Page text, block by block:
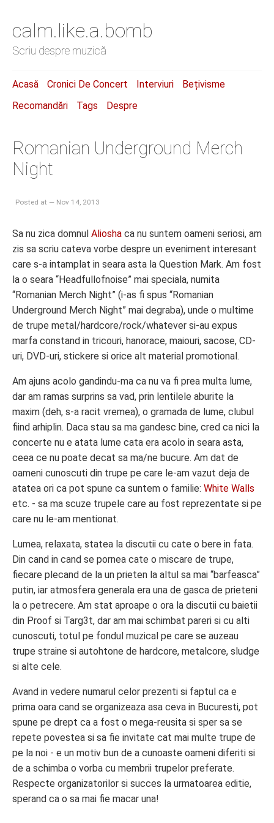
calm.like.a.bomb
Scriu despre muzică
Acasă Cronici De Concert Interviuri
Bețivisme
Recomandări
Tags Despre
Romanian Underground Merch
Night
Posted at — Nov 14, 2013
Sa nu zica domnul Aliosha ca nu suntem oameni seriosi, am
zis sa scriu cateva vorbe despre un eveniment interesant
care s-a intamplat in seara asta la Question Mark. Am fost
la o seara “Headfullofnoise” mai speciala, numita
“Romanian Merch Night” (i-as fi spus “Romanian
Underground Merch Night” mai degraba), unde o multime
de trupe metal/hardcore/rock/whatever si-au expus
marfa constand in tricouri, hanorace, maiouri, sacose, CD-
uri, DVD-uri, stickere si orice alt material promotional.
Am ajuns acolo gandindu-ma ca nu va fi prea multa lume,
dar am ramas surprins sa vad, prin lentilele aburite la
maxim (deh, s-a racit vremea), o gramada de lume, clubul
fiind arhiplin. Daca stau sa ma gandesc bine, cred ca nici la
concerte nu e atata lume cata era acolo in seara asta,
ceea ce nu poate decat sa ma/ne bucure. Am dat de
oameni cunoscuti din trupe pe care le-am vazut deja de
atatea ori ca pot spune ca suntem o familie: White Walls
etc. - sa ma scuze trupele care au fost reprezentate si pe
care nu le-am mentionat.
Lumea, relaxata, statea la discutii cu cate o bere in fata.
Din cand in cand se pornea cate o miscare de trupe,
fiecare plecand de la un prieten la altul sa mai “barfeasca”
putin, iar atmosfera generala era una de gasca de prieteni
la o petrecere. Am stat aproape o ora la discutii cu baietii
din Proof si Targ3t, dar am mai schimbat pareri si cu alti
cunoscuti, totul pe fondul muzical pe care se auzeau
trupe straine si autohtone de hardcore, metalcore, sludge
si alte cele.
Avand in vedere numarul celor prezenti si faptul ca e
prima oara cand se organizeaza asa ceva in Bucuresti, pot
spune pe drept ca a fost o mega-reusita si sper sa se
repete povestea si sa fie invitate cat mai multe trupe de
pe la noi - e un motiv bun de a cunoaste oameni diferiti si
de a schimba o vorba cu membrii trupelor preferate.
Respecte organizatorilor si succes la urmatoarea editie,
sperand ca o sa mai fie macar una!